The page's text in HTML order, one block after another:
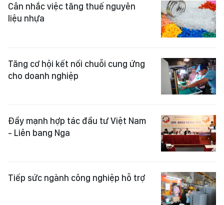
Cân nhắc việc tăng thuế nguyên
liệu nhựa
Tăng cơ hội kết nối chuỗi cung ứng
cho doanh nghiệp
Đẩy mạnh hợp tác đầu tư Việt Nam
- Liên bang Nga
Tiếp sức ngành công nghiệp hỗ trợ